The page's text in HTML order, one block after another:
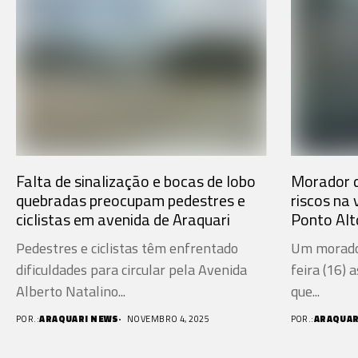
Falta de sinalização e bocas de lobo
quebradas preocupam pedestres e
ciclistas em avenida de Araquari
Pedestres e ciclistas têm enfrentado
dificuldades para circular pela Avenida
Alberto Natalino...
POR.:ARAQUARI NEWS NOVEMBRO 4, 2025
Morador
riscos na
Ponto
Um
feira (16)
que...
POR.: